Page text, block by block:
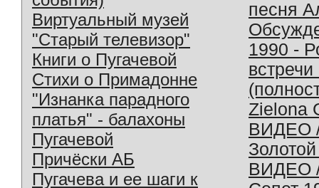
Виртуальный музей
"Старый телевизор"
Книги о Пугачевой
Стихи о Примадонне
"Изнанка парадного
платья" - балахоны
Пугачевой
Причёски АБ
Пугачева и ее шаги к
песня
1990 -
Zielona
ВИДЕО
ВИДЕО